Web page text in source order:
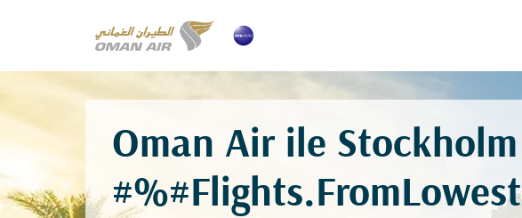
Oman Air ile